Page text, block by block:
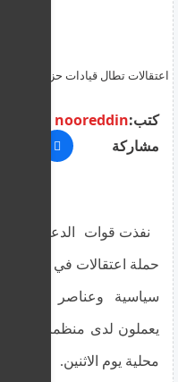
اعتقالات تطال قيادات حزبية
كتب:nooreddin
مشاركة
نفذت قوات الدعم
حملة اعتقالات في ولاية
سياسية وعناصر من
يعملون لدى منظمات
محلية يوم الاثنين.